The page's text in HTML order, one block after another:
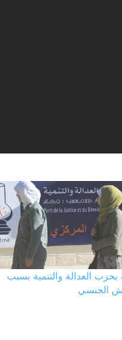
بحزب العدالة والتنمية بسبب
الجنسي